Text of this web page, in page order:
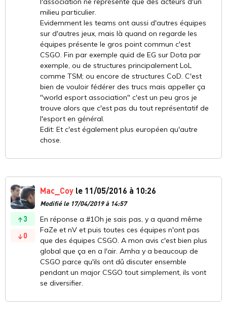
milieu particulier.
Evidemment les teams ont aussi d'autres équipes
sur d'autres jeux, mais là quand on regarde les
équipes présente le gros point commun c'est
CSGO. Fin par exemple quid de EG sur Dota par
exemple, ou de structures principalement LoL
comme TSM; ou encore de structures CoD. C'est
bien de vouloir fédérer des trucs mais appeller ça
"world esport association" c'est un peu gros je
trouve alors que c'est pas du tout représentatif de
l'esport en général.
Edit: Et c'est également plus européen qu'autre
chose.
3
0
Mac_Coy le 11/05/2016 à 10:26
Modifié le 17/04/2019 à 14:57
En réponse a #1Oh je sais pas, y a quand même
FaZe et nV et puis toutes ces équipes n'ont pas
que des équipes CSGO. A mon avis c'est bien plus
global que ça en a l'air. Amha y a beaucoup de
CSGO parce qu'ils ont dû discuter ensemble
pendant un major CSGO tout simplement, ils vont
se diversifier.